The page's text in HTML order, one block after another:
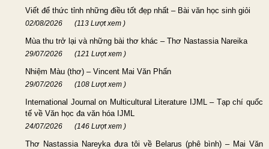
Viết để thức tỉnh những điều tốt đẹp nhất – Bài văn học sinh giỏi
02/08/2026 (113 Lượt xem )
Mùa thu trở lại và những bài thơ khác – Thơ Nastassia Nareika
29/07/2026 (121 Lượt xem )
Nhiệm Màu (thơ) – Vincent Mai Văn Phấn
29/07/2026 (108 Lượt xem )
International Journal on Multicultural Literature IJML – Tạp chí quốc
tế về Văn học đa văn hóa IJML
24/07/2026 (146 Lượt xem )
Thơ Nastassia Nareyka đưa tôi về Belarus (phê bình) – Mai Văn